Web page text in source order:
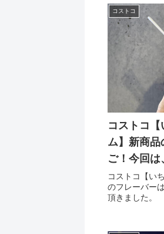
コストコ
コストコ
ム】新商品
ご！今回は
た。
コストコ【い
のフレーバー
頂きました。